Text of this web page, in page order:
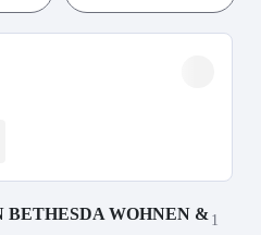
BETHESDA WOHNEN & 1